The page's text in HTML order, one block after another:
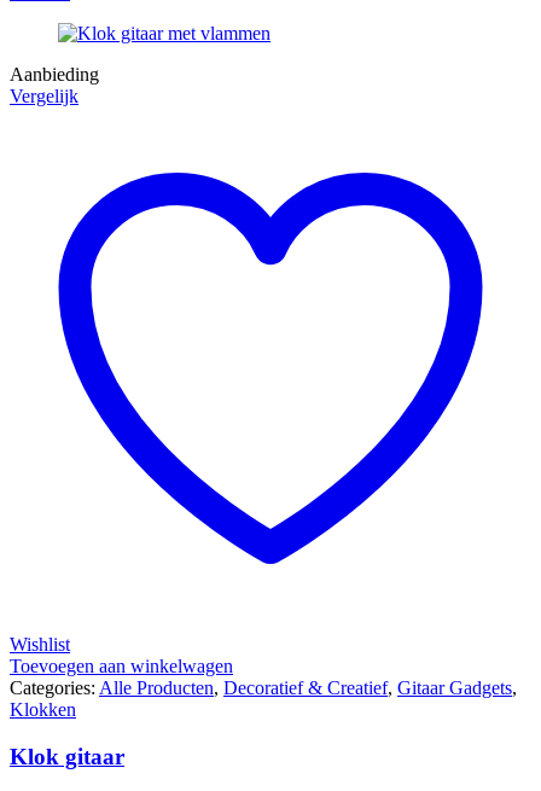
Aanbieding
Vergelijk
Wishlist
Toevoegen aan winkelwagen
Categories: Alle Producten, Decoratief & Creatief, Gitaar Gadgets,
Klokken
Klok gitaar